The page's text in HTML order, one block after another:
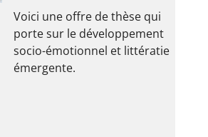
Voici une offre de thèse qui
porte sur le développement
socio-émotionnel et littératie
émergente.